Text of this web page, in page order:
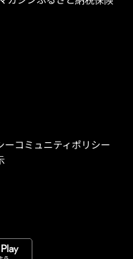
ーコミュニティポリシー